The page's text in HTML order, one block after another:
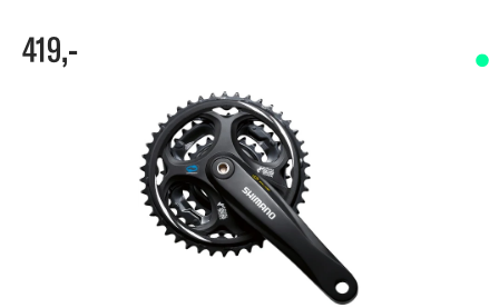
419,-